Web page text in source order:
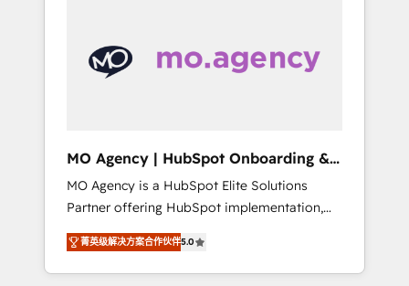
turning fragmented systems into unified,
growth-ready HubSpot architectures that
custom integrations across your full tech
stack. - Custom object setup, CMS builds, and
full-funnel automation. - Dashboards,
lifecycle campaigns, and lead nurturing
sequences. - Cross-hub setup across
Marketing, Sales, Operations, and Service
MO Agency | HubSpot Onboarding &
Implementation
MO Agency is a HubSpot Elite Solutions
Partner offering HubSpot implementation,
marketing automation, CRM and RevOps
consulting, B2B SEO, paid media, content
marketing, AEO and GEO (AI search
菁英级解决方案合作伙伴5.0